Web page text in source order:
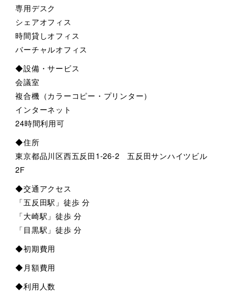
専用デスク
シェアオフィス
時間貸しオフィス
バーチャルオフィス
◆設備・サービス
会議室
複合機（カラーコピー・プリンター）
インターネット
24時間利用可
◆住所
東京都品川区西五反田1-26-2 五反田サンハイツビル
2F
◆交通アクセス
「五反田駅」徒歩 分
「大崎駅」徒歩 分
「目黒駅」徒歩 分
◆初期費用
◆月額費用
◆利用人数